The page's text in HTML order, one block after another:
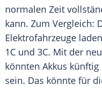
normalen Zeit
kann. Zum Vergleich:
Elektrofahrzeuge
1C und 3C. Mit der
könnten Akkus künftig
sein. Das könnte für